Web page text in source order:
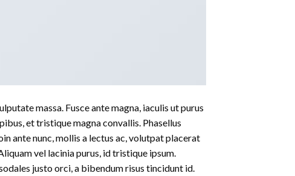
massa. Fusce ante magna, iaculis ut purus
et tristique magna convallis. Phasellus
ante nunc, mollis a lectus ac, volutpat placerat
vel lacinia purus, id tristique ipsum.
justo orci, a bibendum risus tincidunt id.